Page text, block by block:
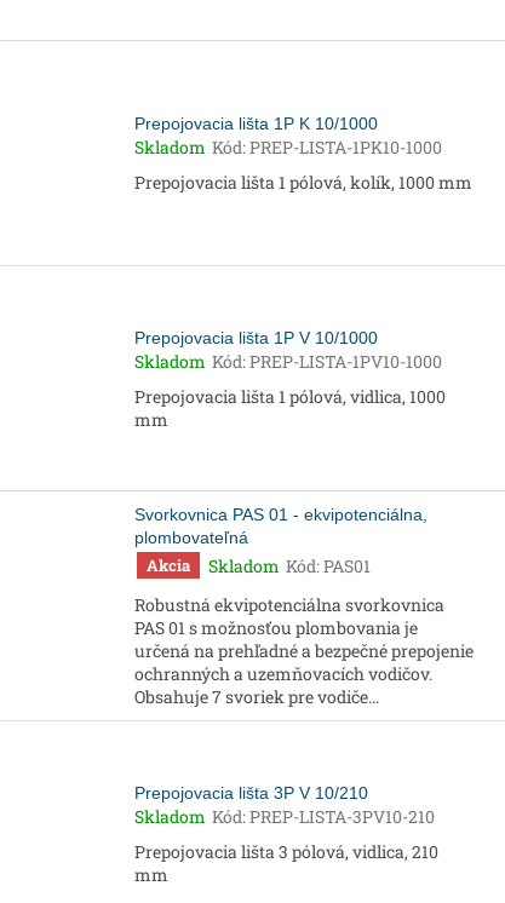
Prepojovacia lišta 1P K 10/1000
Skladom Kód:PREP-LISTA-1PK10-1000
Prepojovacia lišta 1 pólová, kolík, 1000 mm
Prepojovacia lišta 1P V 10/1000
Skladom Kód:PREP-LISTA-1PV10-1000
Prepojovacia lišta 1 pólová, vidlica, 1000
mm
Svorkovnica PAS 01 - ekvipotenciálna,
plombovateľná
Akcia Skladom Kód:PAS01
Robustná ekvipotenciálna svorkovnica
PAS 01 s možnosťou plombovania je
určená na prehľadné a bezpečné prepojenie
ochranných a uzemňovacích vodičov.
Obsahuje 7 svoriek pre vodiče...
Prepojovacia lišta 3P V 10/210
Skladom Kód:PREP-LISTA-3PV10-210
Prepojovacia lišta 3 pólová, vidlica, 210
mm